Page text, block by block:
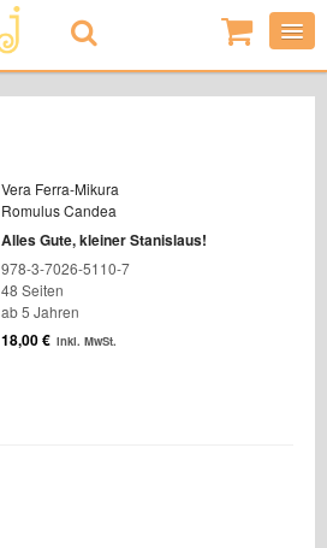
0
Artikel
-
Vera Ferra-Mikura
Romulus Candea
Alles Gute, kleiner Stanislaus!
978-3-7026-5110-7
48 Seiten
ab 5 Jahren
18,00€ inkl. MwSt.